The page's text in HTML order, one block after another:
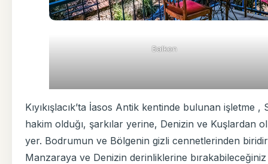
Balkon
Kıyıkışlacık’ta İasos Antik kentinde bulunan işletme ,
hakim olduğı, şarkılar yerine, Denizin ve Kuşlardan
yer. Bodrumun ve Bölgenin gizli cennetlerinden
Manzaraya ve Denizin derinliklerine bırakabileceğiniz